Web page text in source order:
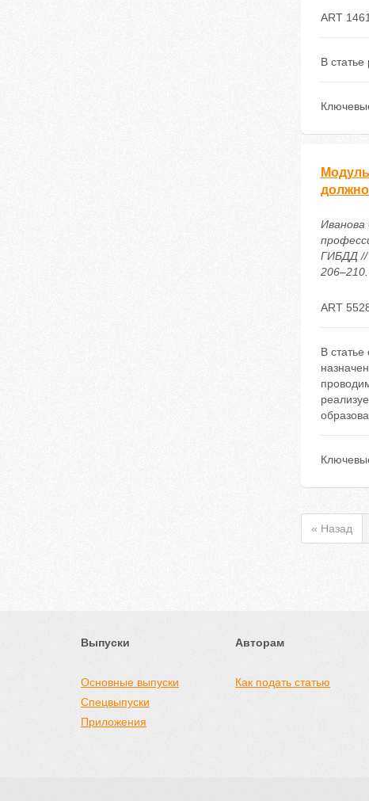
ART
В
ГИБДД //
ART
В
« Назад
Выпуски
Основные выпуски
Спецвыпуски
Приложения
Авторам
Как подать статью